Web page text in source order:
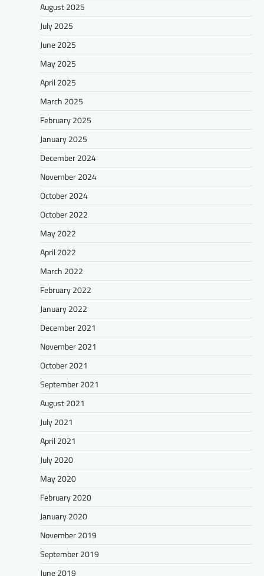
August 2025
July 2025
June 2025
May 2025
April 2025
March 2025
February 2025
January 2025
December 2024
November 2024
October 2024
October 2022
May 2022
April 2022
March 2022
February 2022
January 2022
December 2021
November 2021
October 2021
September 2021
August 2021
July 2021
April 2021
July 2020
May 2020
February 2020
January 2020
November 2019
September 2019
June 2019